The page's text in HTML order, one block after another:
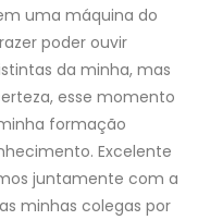
uma máquina do
poder ouvir
da minha, mas
esse momento
formação
Excelente
juntamente com a
minhas colegas por